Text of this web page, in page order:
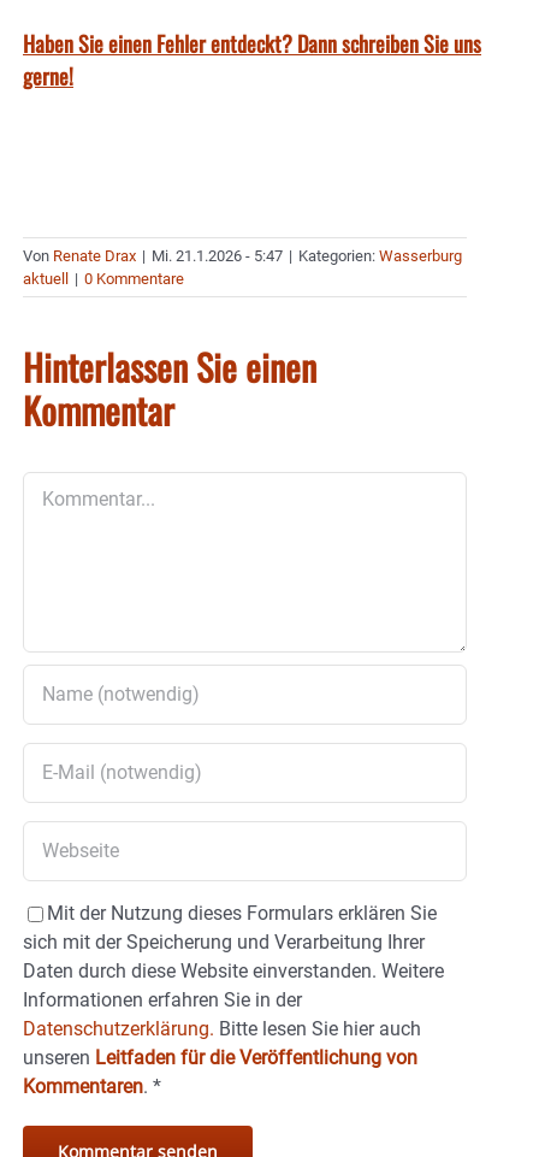
Haben Sie einen Fehler entdeckt? Dann schreiben Sie uns
gerne!
Von Renate Drax | Mi. 21.1.2026 - 5:47 | Kategorien: Wasserburg
aktuell
| 0 Kommentare
Hinterlassen Sie einen
Kommentar
Mit der Nutzung dieses Formulars erklären Sie
sich mit der Speicherung und Verarbeitung Ihrer
Daten durch diese Website einverstanden. Weitere
Informationen erfahren Sie in der
Datenschutzerklärung. Bitte lesen Sie hier auch
unseren Leitfaden für die Veröffentlichung von
Kommentaren. *